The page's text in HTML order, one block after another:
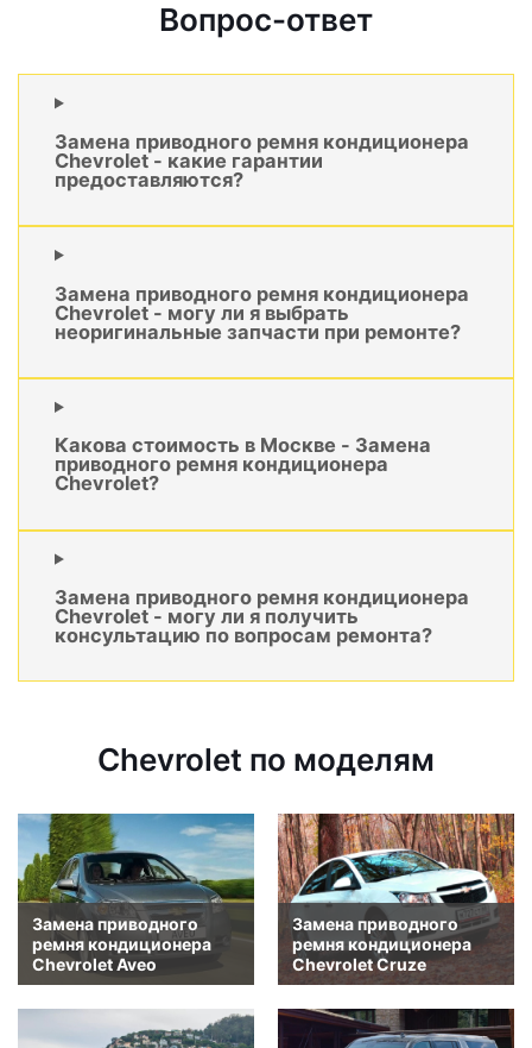
Вопрос-ответ
Замена приводного ремня кондиционера
Chevrolet - какие гарантии
предоставляются?
Замена приводного ремня кондиционера
Chevrolet - могу ли я выбрать
неоригинальные запчасти при ремонте?
Какова стоимость в Москве - Замена
приводного ремня кондиционера
Chevrolet?
Замена приводного ремня кондиционера
Chevrolet - могу ли я получить
консультацию по вопросам ремонта?
Chevrolet по моделям
Замена приводного
ремня кондиционера
Chevrolet Aveo
Замена приводного
ремня кондиционера
Chevrolet Cruze